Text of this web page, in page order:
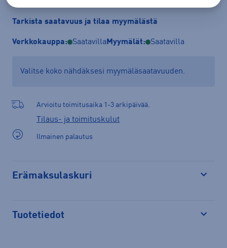
Tarkista saatavuus ja tilaa myymälästä
Verkkokauppa: Saatavilla Myymälät: Saatavilla
Valitse koko nähdäksesi myymäläsaatavuuden.
Arvioitu toimitusaika 1-3 arkipäivää.
Tilaus- ja toimituskulut
Ilmainen palautus
Erämaksulaskuri
Tuotetiedot